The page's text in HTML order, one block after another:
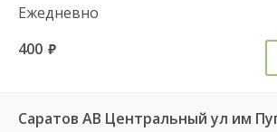
Ежедневно
400 руб.